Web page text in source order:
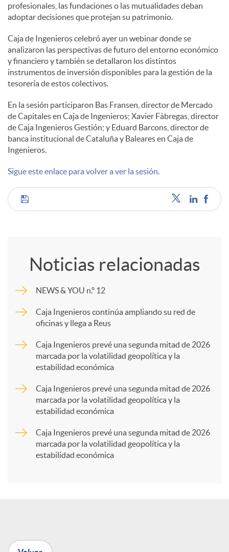
n
t
e
n
i
d
o
profesionales, las fundaciones o las mutualidades deban
adoptar decisiones que protejan su patrimonio.
Caja de Ingenieros celebró ayer un webinar donde se
analizaron las perspectivas de futuro del entorno económico
y financiero y también se detallaron los distintos
instrumentos de inversión disponibles para la gestión de la
tesorería de estos colectivos.
En la sesión participaron Bas Fransen, director de Mercado
de Capitales en Caja de Ingenieros; Xavier Fàbregas, director
de Caja Ingenieros Gestión; y Eduard Barcons, director de
banca institucional de Cataluña y Baleares en Caja de
Ingenieros.
Sigue este enlace para volver a ver la sesión.
C
p
a
n
Noticias relacionadas
NEWS & YOU n.º 12
Caja Ingenieros continúa ampliando su red de
oficinas y llega a Reus
Caja Ingenieros prevé una segunda mitad de 2026
marcada por la volatilidad geopolítica y la
estabilidad económica
Caja Ingenieros prevé una segunda mitad de 2026
marcada por la volatilidad geopolítica y la
estabilidad económica
Caja Ingenieros prevé una segunda mitad de 2026
marcada por la volatilidad geopolítica y la
estabilidad económica